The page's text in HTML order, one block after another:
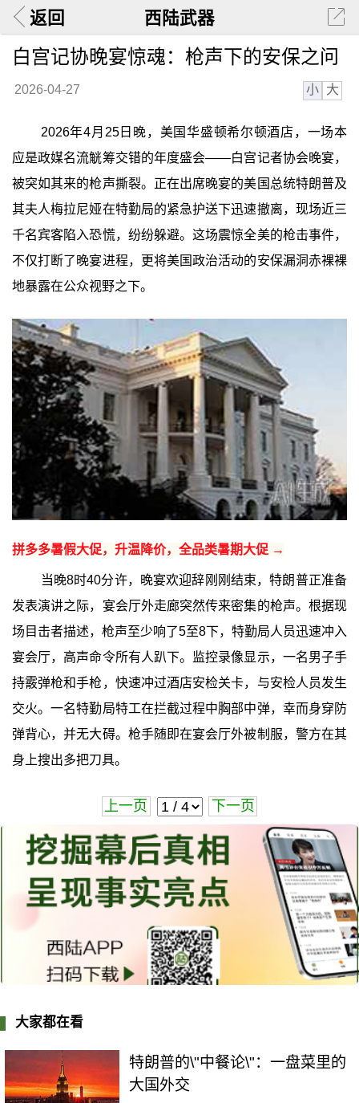
返回 西陆武器
白宫记协晚宴惊魂：枪声下的安保之问
2026-04-27 小 大
2026年4月25日晚，美国华盛顿希尔顿酒店，一场本
应是政媒名流觥筹交错的年度盛会——白宫记者协会晚宴，
被突如其来的枪声撕裂。正在出席晚宴的美国总统特朗普及
其夫人梅拉尼娅在特勤局的紧急护送下迅速撤离，现场近三
千名宾客陷入恐慌，纷纷躲避。这场震惊全美的枪击事件，
不仅打断了晚宴进程，更将美国政治活动的安保漏洞赤裸裸
地暴露在公众视野之下。
拼多多暑假大促，升温降价，全品类暑期大促 →
当晚8时40分许，晚宴欢迎辞刚刚结束，特朗普正准备
发表演讲之际，宴会厅外走廊突然传来密集的枪声。根据现
场目击者描述，枪声至少响了5至8下，特勤局人员迅速冲入
宴会厅，高声命令所有人趴下。监控录像显示，一名男子手
持霰弹枪和手枪，快速冲过酒店安检关卡，与安检人员发生
交火。一名特勤局特工在拦截过程中胸部中弹，幸而身穿防
弹背心，并无大碍。枪手随即在宴会厅外被制服，警方在其
身上搜出多把刀具。
上一页 下一页
大家都在看
特朗普的\"中餐论\"：一盘菜里的
大国外交